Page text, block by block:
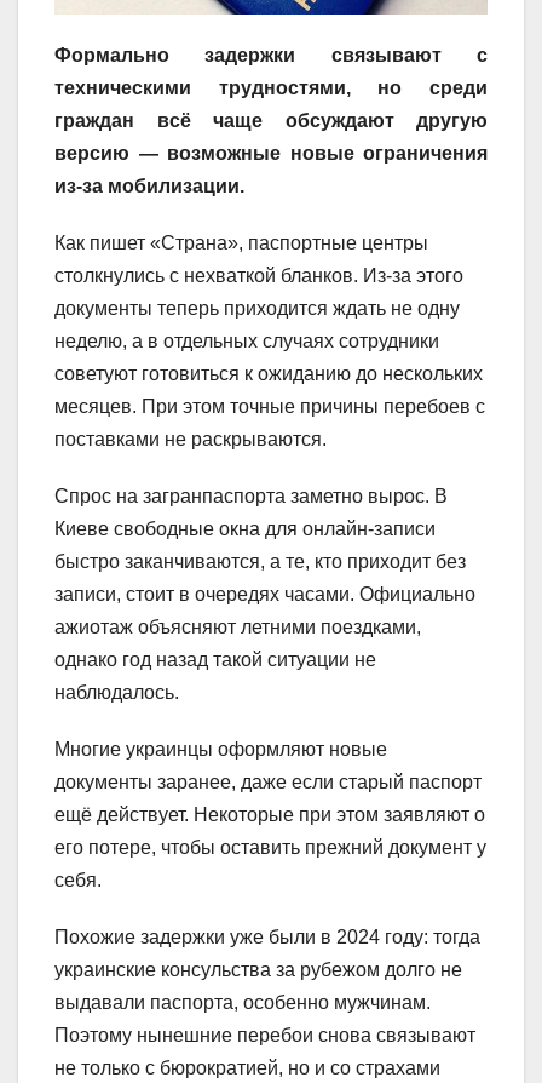
Формально задержки связывают с
техническими трудностями, но среди
граждан всё чаще обсуждают другую
версию — возможные новые ограничения
из-за мобилизации.
Как пишет «Страна», паспортные центры
столкнулись с нехваткой бланков. Из-за этого
документы теперь приходится ждать не одну
неделю, а в отдельных случаях сотрудники
советуют готовиться к ожиданию до нескольких
месяцев. При этом точные причины перебоев с
поставками не раскрываются.
Спрос на загранпаспорта заметно вырос. В
Киеве свободные окна для онлайн-записи
быстро заканчиваются, а те, кто приходит без
записи, стоит в очередях часами. Официально
ажиотаж объясняют летними поездками,
однако год назад такой ситуации не
наблюдалось.
Многие украинцы оформляют новые
документы заранее, даже если старый паспорт
ещё действует. Некоторые при этом заявляют о
его потере, чтобы оставить прежний документ у
себя.
Похожие задержки уже были в 2024 году: тогда
украинские консульства за рубежом долго не
выдавали паспорта, особенно мужчинам.
Поэтому нынешние перебои снова связывают
не только с бюрократией, но и со страхами